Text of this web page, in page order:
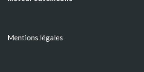
Mentions légales